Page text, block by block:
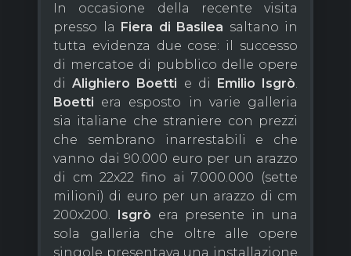
In occasione della recente visita
presso la
Fiera di Basilea saltano in
tutta evidenza due cose: il successo
di mercatoe di pubblico delle opere
diAlighiero Boetti e di Emilio Isgrò.
Boetti era esposto in varie galleria
sia italiane che straniere con prezzi
che sembrano inarrestabili e che
vanno dai 90.000 euro per un arazzo
di cm 22x22 fino ai 7.000.000 (sette
milioni) di euro per un arazzo di cm
200x200.
Isgrò era presente in una
sola galleria che oltre alle opere
singole presentava una installazione